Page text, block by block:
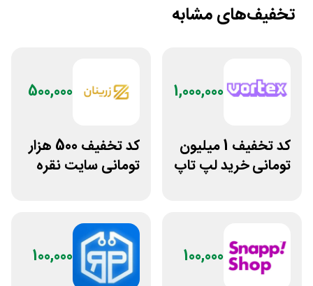
تخفیف‌های مشابه
1,000,000
کد تخفیف 1 میلیون
تومانی خرید لپ تاپ
500,000
کد تخفیف 500 هزار
تومانی سایت نقره
100,000
100,000